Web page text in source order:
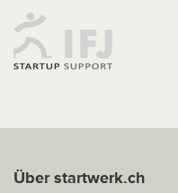
Über startwerk.ch